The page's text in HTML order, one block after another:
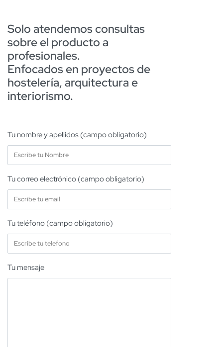
Solo atendemos consultas
sobre el producto a
profesionales.
Enfocados en proyectos de
hostelería, arquitectura e
interiorismo.
Tu nombre y apellidos (campo obligatorio)
Tu correo electrónico (campo obligatorio)
Tu teléfono (campo obligatorio)
Tu mensaje